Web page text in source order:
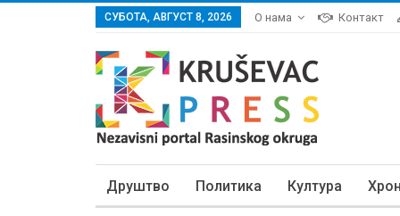
СУБОТА, АВГУСТ 8, 2026 О нама Контакт
Друштво Политика Култура